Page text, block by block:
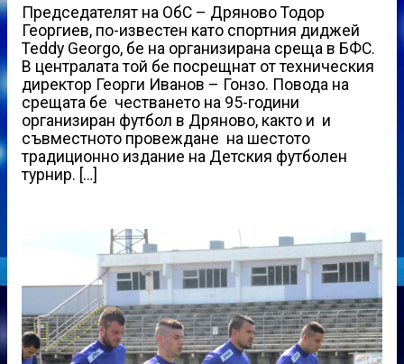
Председателят на ОбС – Дряново Тодор
Георгиев, по-известен като спортния диджей
Teddy Georgо, бе на организирана среща в БФС.
В централата той бе посрещнат от техническия
директор Георги Иванов – Гонзо. Повода на
срещата бе честването на 95-години
организиран футбол в Дряново, както и и
съвместното провеждане на шестото
традиционно издание на Детския футболен
турнир. […]